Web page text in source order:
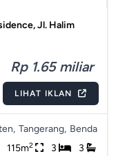
Jl. Halim
Rp 1.65 miliar
LIHAT IKLAN
Tangerang, Benda
115m2 3 3